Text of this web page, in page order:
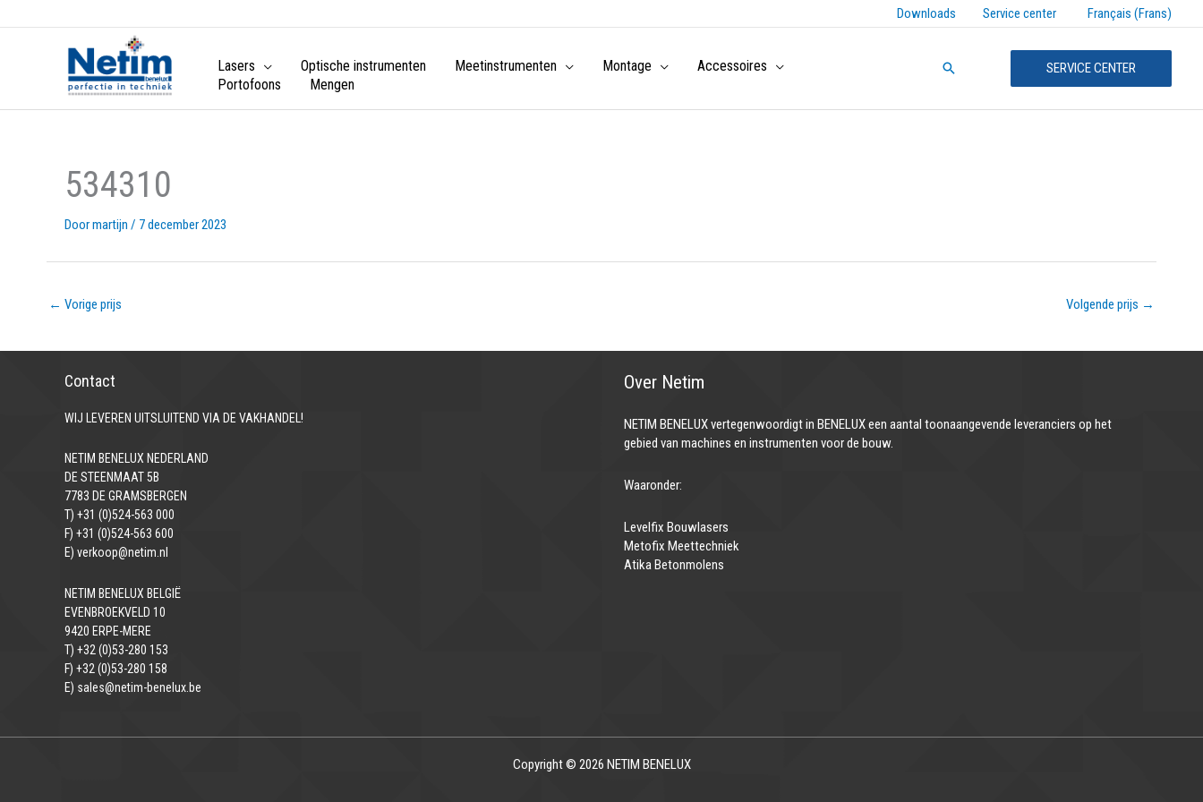
Downloads Service center Français (Frans)
Lasers Optische instrumenten Meetinstrumenten Montage
Accessoires
Portofoons
Mengen
Zoeken SERVICE CENTER
534310
Doormartijn / 7 december 2023
← Vorige prijs Volgende prijs →
Contact
WIJ LEVEREN UITSLUITEND VIA DE VAKHANDEL!
NETIM BENELUX NEDERLAND
DE STEENMAAT 5B
7783 DE GRAMSBERGEN
T) +31 (0)524-563 000
F) +31 (0)524-563 600
E) verkoop@netim.nl
NETIM BENELUX BELGIË
EVENBROEKVELD 10
9420 ERPE-MERE
T) +32 (0)53-280 153
F) +32 (0)53-280 158
E) sales@netim-benelux.be
Over Netim
NETIM BENELUX vertegenwoordigt in BENELUX een aantal toonaangevende leveranciers op het
gebied van machines en instrumenten voor de bouw.
Waaronder:
Levelfix Bouwlasers
Metofix Meettechniek
Atika Betonmolens
Copyright © 2026 NETIM BENELUX